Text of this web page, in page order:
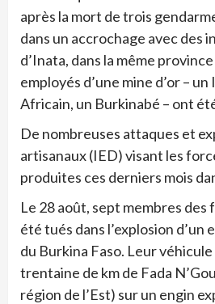
après la mort de trois
dans un accrochage avec des
d’Inata, dans la même
employés d’une mine d’or – un
Africain, un Burkinabé – ont
De nombreuses attaques et
artisanaux (IED) visant les
produites ces derniers mois
Le 28 août, sept membres des
été tués dans l’explosion d’un
du Burkina Faso. Leur
trentaine de km de Fada
région de l’Est) sur un engin